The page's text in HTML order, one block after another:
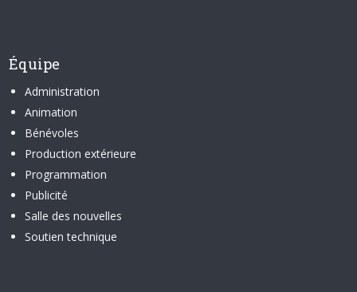
Équipe
Administration
Animation
Bénévoles
Production extérieure
Programmation
Publicité
Salle des nouvelles
Soutien technique